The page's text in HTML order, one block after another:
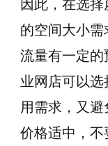
因此，在选
的空间大小
流量有一定
业网店可以
用需求，又避
价格适中，不